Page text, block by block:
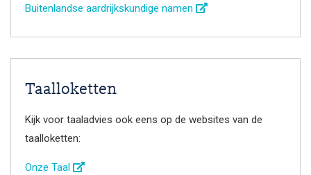
Buitenlandse aardrijkskundige namen
Taalloketten
Kijk voor taaladvies ook eens op de websites van de
taalloketten:
Onze Taal